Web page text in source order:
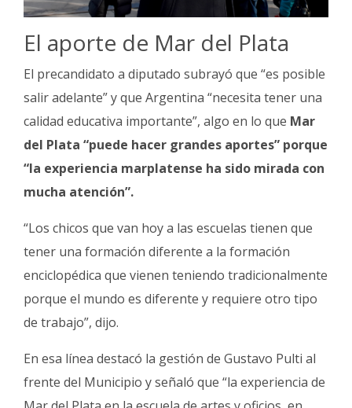
El aporte de Mar del Plata
El precandidato a diputado subrayó que “es posible
salir adelante” y que Argentina “necesita tener una
calidad educativa importante”, algo en lo que Mar
del Plata “puede hacer grandes aportes” porque
“la experiencia marplatense ha sido mirada con
mucha atención”.
“Los chicos que van hoy a las escuelas tienen que
tener una formación diferente a la formación
enciclopédica que vienen teniendo tradicionalmente
porque el mundo es diferente y requiere otro tipo
de trabajo”, dijo.
En esa línea destacó la gestión de Gustavo Pulti al
frente del Municipio y señaló que “la experiencia de